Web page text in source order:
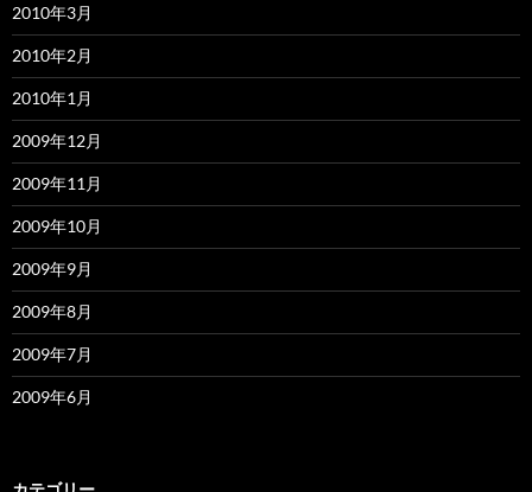
2010年3月
2010年2月
2010年1月
2009年12月
2009年11月
2009年10月
2009年9月
2009年8月
2009年7月
2009年6月